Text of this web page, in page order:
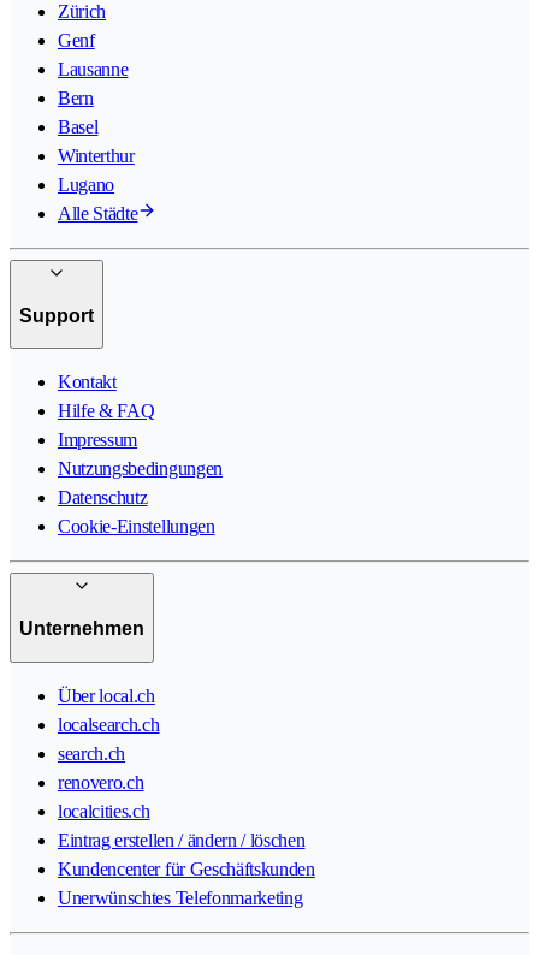
Zürich
Genf
Lausanne
Bern
Basel
Winterthur
Lugano
Alle Städte
Support
Kontakt
Hilfe & FAQ
Impressum
Nutzungsbedingungen
Datenschutz
Cookie-Einstellungen
Unternehmen
Über local.ch
localsearch.ch
search.ch
renovero.ch
localcities.ch
Eintrag erstellen / ändern / löschen
Kundencenter für Geschäftskunden
Unerwünschtes Telefonmarketing